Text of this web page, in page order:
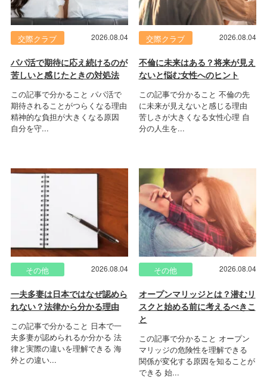
交際クラブ 2026.08.04
パパ活で期待に応え続けるのが
苦しいと感じたときの対処法
この記事で分かること パパ活で
期待されることがつらくなる理由
精神的な負担が大きくなる原因
自分を守...
交際クラブ 2026.08.04
不倫に未来はある？将来が見え
ないと悩む女性へのヒント
この記事で分かること 不倫の先
に未来が見えないと感じる理由
苦しさが大きくなる女性心理 自
分の人生を...
その他 2026.08.04
一夫多妻は日本ではなぜ認めら
れない？法律から分かる理由
この記事で分かること 日本で一
夫多妻が認められるか分かる 法
律と実際の違いを理解できる 海
外との違い...
その他 2026.08.04
オープンマリッジとは？潜むリ
スクと始める前に考えるべきこ
と
この記事で分かること オープン
マリッジの危険性を理解できる
関係が変化する原因を知ることが
できる 始...